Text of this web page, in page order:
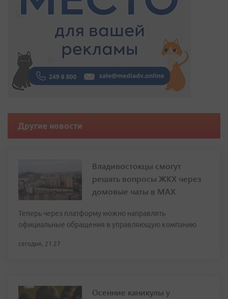
Другие новости
Владивостокцы смогут
решать вопросы ЖКХ через
домовые чаты в МАХ
Теперь через платформу можно направлять
официальные обращения в управляющую компанию
сегодня, 21:27
Осенние каникулы у